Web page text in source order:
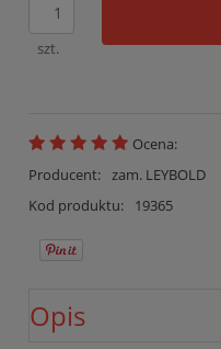
szt.
Ocena:
Producent: zam. LEYBOLD
Kod produktu:
19365
Opis